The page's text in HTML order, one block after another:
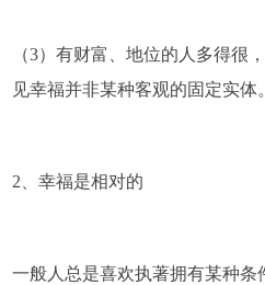
（3）有财富、地位的人多得很
见幸福并非某种客观的固定实体。
2、幸福是相对的
一般人总是喜欢执著拥有某种条